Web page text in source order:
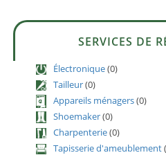
SERVICES DE
Électronique(0)
Tailleur(0)
Appareils ménagers(0)
Shoemaker(0)
Charpenterie(0)
Tapisserie d'ameublement